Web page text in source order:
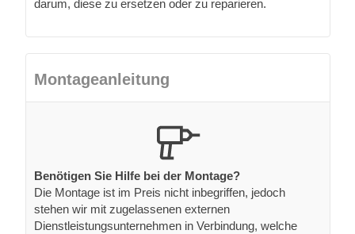
darum, diese zu ersetzen oder zu reparieren.
Montageanleitung
Benötigen Sie Hilfe bei der Montage?
Die Montage ist im Preis nicht inbegriffen, jedoch
stehen wir mit zugelassenen externen
Dienstleistungsunternehmen in Verbindung, welche